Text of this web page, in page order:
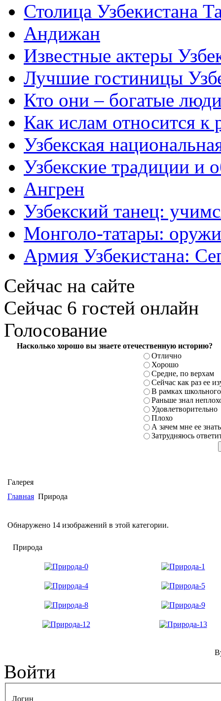
Столица Узбекистана
Андижан
Известные актеры
Лучшие гостиницы
Кто они – богатые
Как ислам относится к
Узбекская
Узбекские традиции и
Ангрен
Узбекский танец:
Монголо-татары:
Армия Узбекистана:
Сейчас на сайте
Сейчас 6 гостей онлайн
Голосование
Насколько хорошо вы знаете отечественную историю?
Отлично
Хорошо
Средне, по верхам
Сейчас как раз ее
В рамках
Раньше знал
Удовлетворительно
Плохо
А зачем мне ее
Затрудняюсь
Галерея
Главная Природа
Обнаружено 14 изображений в этой категории.
Природа
Войти
Логин